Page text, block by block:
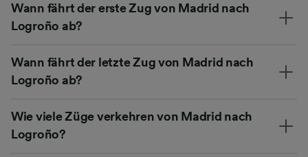
Wann fährt der erste Zug von Madrid nach
Logroño ab?
Wann fährt der letzte Zug von Madrid nach
Logroño ab?
Wie viele Züge verkehren von Madrid nach
Logroño?